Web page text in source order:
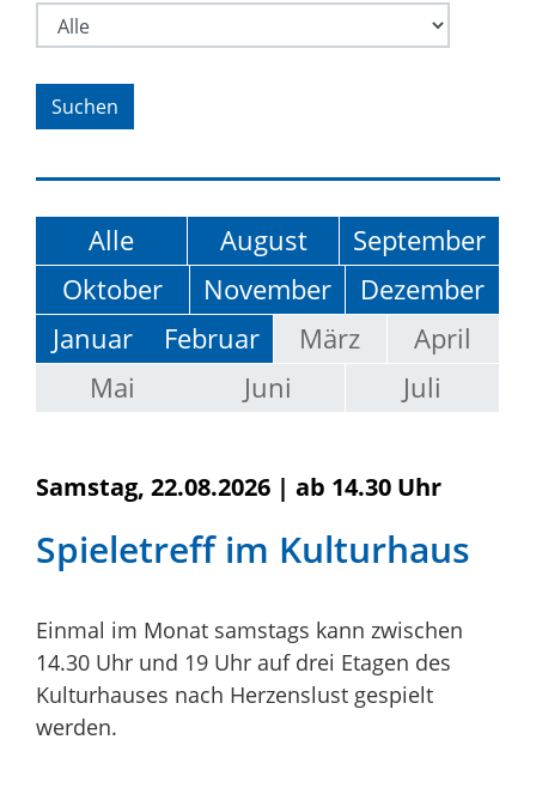
Alle August
September
Oktober
November
Dezember
Januar
Februar März
April
Mai
Juni Juli
Samstag, 22.08.2026 | ab 14.30 Uhr
Spieletreff im Kulturhaus
Einmal im Monat samstags kann zwischen
14.30 Uhr und 19 Uhr auf drei Etagen des
Kulturhauses nach Herzenslust gespielt
werden.